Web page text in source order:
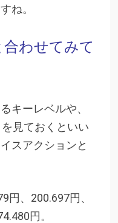
ね。
わせてみて
キーレベルや、
見ておくといい
スアクションと
円、200.697円、
円。